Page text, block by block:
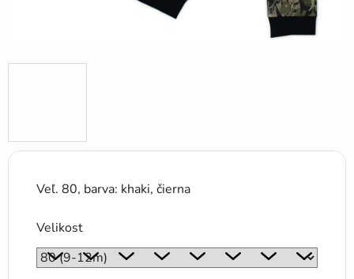
Veľ. 80, barva: khaki, čierna
Velikost